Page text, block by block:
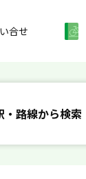
合せ
・路線から検索